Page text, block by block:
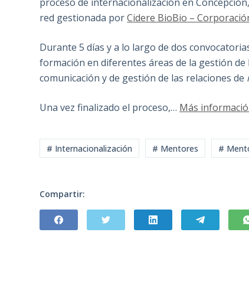
proceso de internacionalización en
red gestionada porCidere BioBio –
Durante 5 días y a lo largo de dos
formación en diferentes áreas de la gestión de
comunicación y de gestión de las relaciones de
Una vez finalizado el proceso,… Más
# Internacionalización # Mentores #
Compartir: